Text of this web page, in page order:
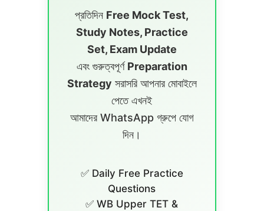
প্রতিদিন Free Mock Test,
Study Notes, Practice
Set, Exam Update
এবং গুরুত্বপূর্ণ Preparation
Strategy সরাসরি আপনার মোবাইলে
পেতে এখনই
আমাদের WhatsApp গ্রুপে যোগ
দিন।
✅ Daily Free Practice
Questions
✅ WB Upper TET &